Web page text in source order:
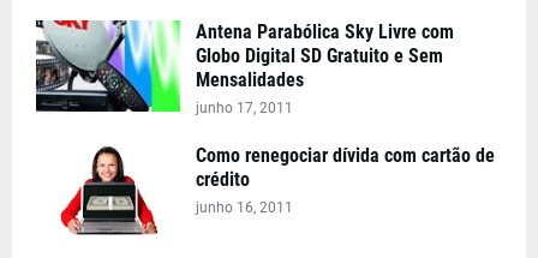
Antena Parabólica Sky Livre com
Globo Digital SD Gratuito e Sem
Mensalidades
junho 17, 2011
Como renegociar dívida com cartão de
crédito
junho 16, 2011